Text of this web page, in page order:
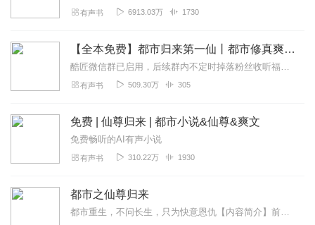
有声书 6913.03万 1730
【全本免费】都市归来第一仙丨都市修真爽文丨仙尊归来
酷匠微信群已启用，后续群内不定时掉落粉丝收听福利，欢迎各位小耳朵进群哦~vx:cyy922222【内容简介】六年腥风血雨，归来是已是异世巅峰。他在异世苦修六万年...
有声书 509.30万 305
免费 | 仙尊归来 | 都市小说&仙尊&爽文
免费畅听的AI有声小说
有声书 310.22万 1930
都市之仙尊归来
都市重生，不问长生，只为快意恩仇【内容简介】前世的他，是千年难遇的修真天才，被修真界同行尊称为沧溟仙尊！重生之后，以凡人之躯，凭借五百年的修仙记忆，在都市中崛起...